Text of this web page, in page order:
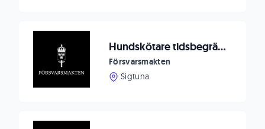
Hundskötare tidsbegränsat (50%) till Försvarsmaktens Hundtjänstenhet
Försvarsmakten
Sigtuna